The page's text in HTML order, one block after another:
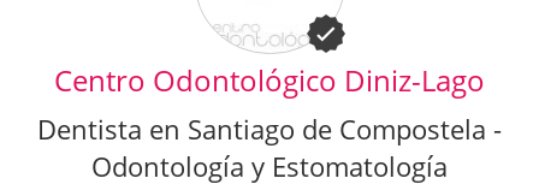
Centro Odontológico Diniz-Lago
Dentista en Santiago de Compostela -
Odontología y Estomatología